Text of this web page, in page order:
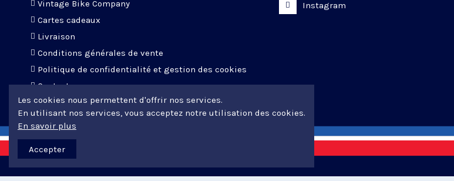
Vintage Bike Company
Cartes cadeaux
Livraison
Conditions générales de vente
Politique de confidentialité et gestion des cookies
Contact
Instagram
Les cookies nous permettent d'offrir nos services.
En utilisant nos services, vous acceptez notre utilisation des cookies.
En savoir plus
Accepter